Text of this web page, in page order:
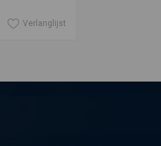
Verlanglijst